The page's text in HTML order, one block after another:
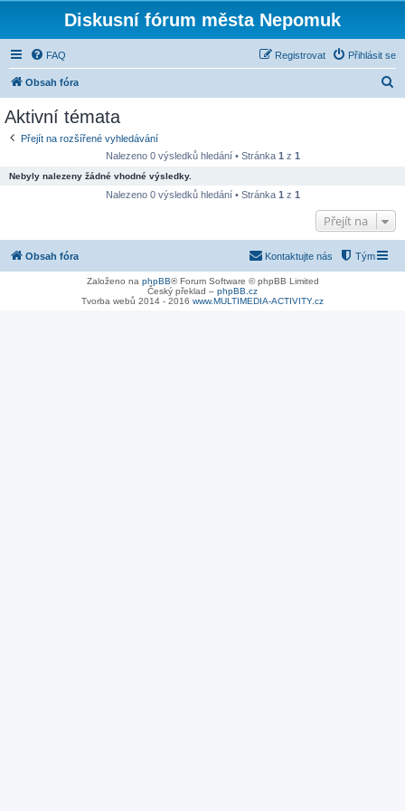
Diskusní fórum města Nepomuk
FAQ Přihlásit se
Registrovat
Obsah fóra
Aktivní témata
Přejít na rozšířené vyhledávání
Nalezeno 0 výsledků hledání • Stránka 1 z 1
Nebyly nalezeny žádné vhodné výsledky.
Nalezeno 0 výsledků hledání • Stránka 1 z 1
Přejít na
Obsah fóra Tým
Kontaktujte nás
Založeno na phpBB® Forum Software © phpBB Limited
Český překlad – phpBB.cz
Tvorba webů 2014 - 2016 www.MULTIMEDIA-ACTIVITY.cz